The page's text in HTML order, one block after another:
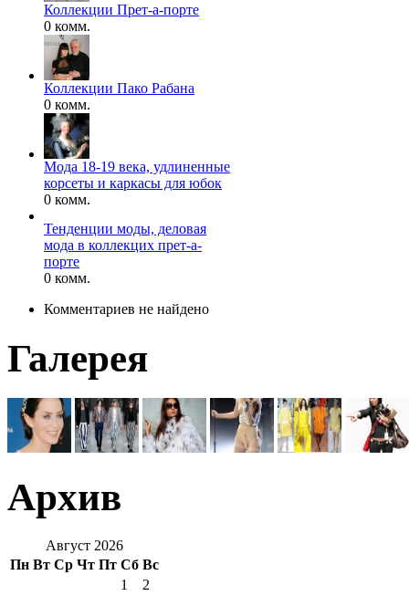
Коллекции Прет-а-порте
0 комм.
Коллекции Пако Рабана
0 комм.
Мода 18-19 века, удлиненные
корсеты и каркасы для юбок
0 комм.
Тенденции моды, деловая
мода в коллекцих прет-а-
порте
0 комм.
Комментариев не найдено
Галерея
Архив
Август 2026
Пн Вт Ср Чт Пт Сб Вс
1
2